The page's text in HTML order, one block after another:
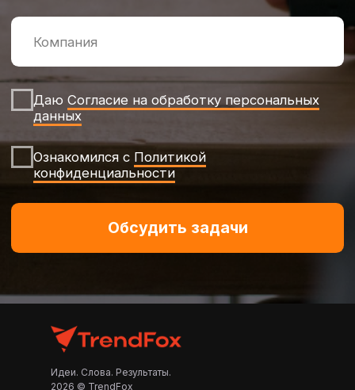
Идеи. Слова. Результаты.
2026 © TrendFox